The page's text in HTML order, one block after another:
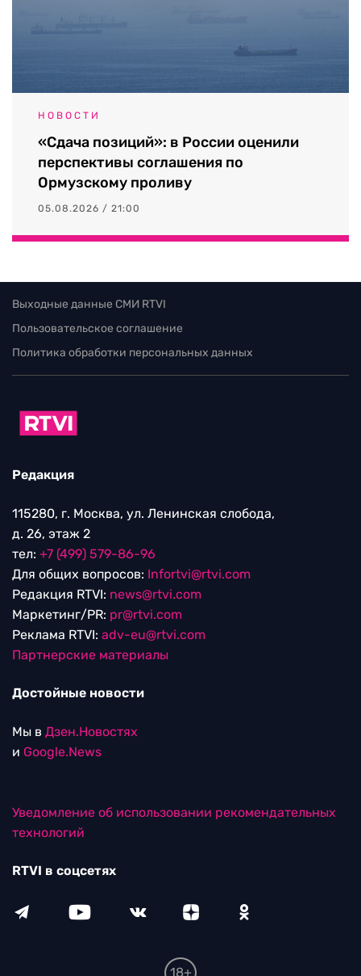
НОВОСТИ
«Сдача позиций»: в России оценили
перспективы соглашения по
Ормузскому проливу
05.08.2026 / 21:00
Выходные данные СМИ RTVI
Пользовательское соглашение
Политика обработки персональных данных
Редакция
115280, г. Москва, ул. Ленинская слобода,
д. 26, этаж 2
тел: +7 (499) 579-86-96
Для общих вопросов: Infortvi@rtvi.com
Редакция RTVI: news@rtvi.com
Маркетинг/PR: pr@rtvi.com
Реклама RTVI: adv-eu@rtvi.com
Партнерские материалы
Достойные новости
Мы в Дзен.Новостях
и Google.News
Уведомление об использовании рекомендательных
технологий
RTVI в соцсетях
18+